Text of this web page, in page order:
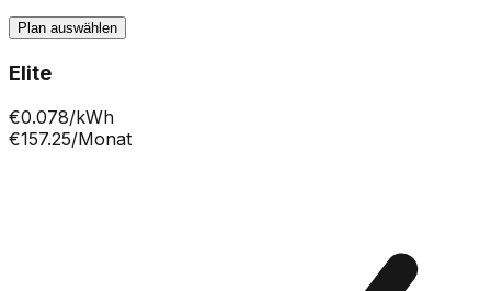
Plan auswählen
Elite
€0.078/kWh
€157.25/Monat